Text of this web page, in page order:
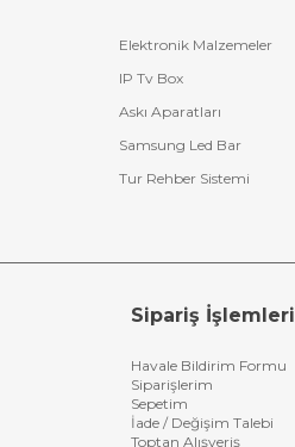
Elektronik Malzemeler
IP Tv Box
Askı Aparatları
Samsung Led Bar
Tur Rehber Sistemi
Sipariş İşlemleri
Havale Bildirim Formu
Siparişlerim
Sepetim
İade / Değişim Talebi
Toptan Alışveriş